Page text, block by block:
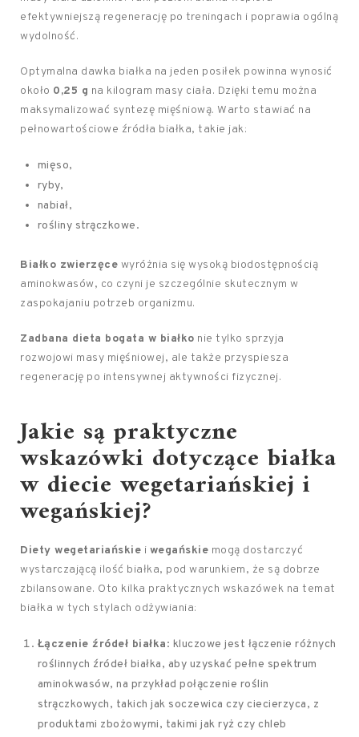
efektywniejszą regenerację po treningach i poprawia ogólną
wydolność.
Optymalna dawka białka na jeden posiłek powinna wynosić
około 0,25 g na kilogram masy ciała. Dzięki temu można
maksymalizować syntezę mięśniową. Warto stawiać na
pełnowartościowe źródła białka, takie jak:
mięso,
ryby,
nabiał,
rośliny strączkowe.
Białko zwierzęce wyróżnia się wysoką biodostępnością
aminokwasów, co czyni je szczególnie skutecznym w
zaspokajaniu potrzeb organizmu.
Zadbana dieta bogata w białko nie tylko sprzyja
rozwojowi masy mięśniowej, ale także przyspiesza
regenerację po intensywnej aktywności fizycznej.
Jakie są praktyczne
wskazówki dotyczące białka
w diecie wegetariańskiej i
wegańskiej?
Diety wegetariańskie i wegańskie mogą dostarczyć
wystarczającą ilość białka, pod warunkiem, że są dobrze
zbilansowane. Oto kilka praktycznych wskazówek na temat
białka w tych stylach odżywiania:
Łączenie źródeł białka: kluczowe jest łączenie różnych
roślinnych źródeł białka, aby uzyskać pełne spektrum
aminokwasów, na przykład połączenie roślin
strączkowych, takich jak soczewica czy ciecierzyca, z
produktami zbożowymi, takimi jak ryż czy chleb